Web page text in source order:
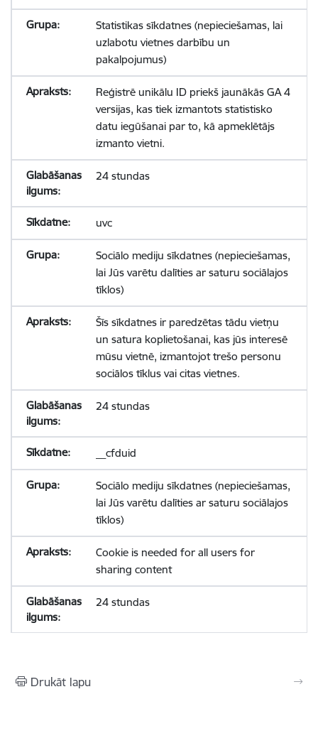
Statistikas sīkdatnes (nepieciešamas, lai
uzlabotu vietnes darbību un
pakalpojumus)
Reģistrē unikālu ID priekš jaunākās GA 4
versijas, kas tiek izmantots statistisko
datu iegūšanai par to, kā apmeklētājs
izmanto vietni.
24 stundas
uvc
Sociālo mediju sīkdatnes (nepieciešamas,
lai Jūs varētu dalīties ar saturu sociālajos
tīklos)
Šīs sīkdatnes ir paredzētas tādu vietņu
un satura koplietošanai, kas jūs interesē
mūsu vietnē, izmantojot trešo personu
sociālos tīklus vai citas vietnes.
24 stundas
__cfduid
Sociālo mediju sīkdatnes (nepieciešamas,
lai Jūs varētu dalīties ar saturu sociālajos
tīklos)
Cookie is needed for all users for
sharing content
24 stundas
Drukāt lapu